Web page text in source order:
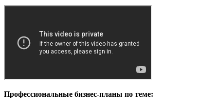
Профессиональные бизнес-планы по теме: